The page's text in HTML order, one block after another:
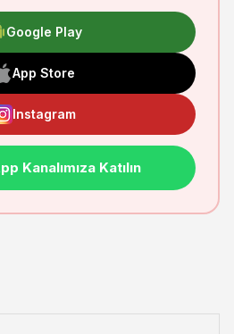
Google Play
App Store
Instagram
Kanalımıza Katılın